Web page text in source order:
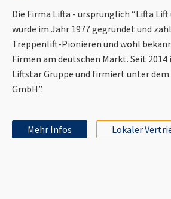
Die Firma Lifta - ursprünglich “Lifta
wurde im Jahr 1977 gegründet und
Treppenlift-Pionieren und wohl
Firmen am deutschen Markt. Seit
Liftstar Gruppe und firmiert unter dem
GmbH”.
Mehr Infos Lokaler